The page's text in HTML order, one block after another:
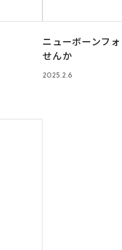
ニューボーンフ
せんか
2025.2.6